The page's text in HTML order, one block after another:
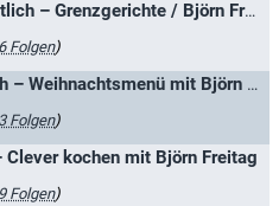
Grenzenlos köstlich – Grenzgerichte / Björn Freitag kocht grenzenlos köstlich
Folgen)
Festlich köstlich – Weihnachtsmenü mit Björn Freitag & Gästen
Folgen)
kochen mit Björn Freitag
Folgen)